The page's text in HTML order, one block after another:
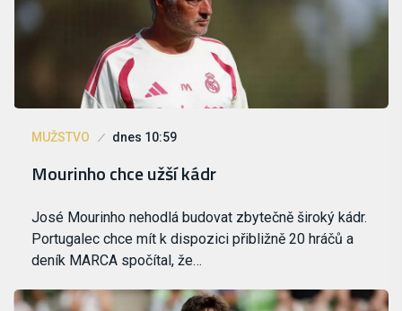
MUŽSTVO dnes 10:59
Mourinho chce užší kádr
José Mourinho nehodlá budovat zbytečně široký kádr.
Portugalec chce mít k dispozici přibližně 20 hráčů a
deník MARCA spočítal, že…